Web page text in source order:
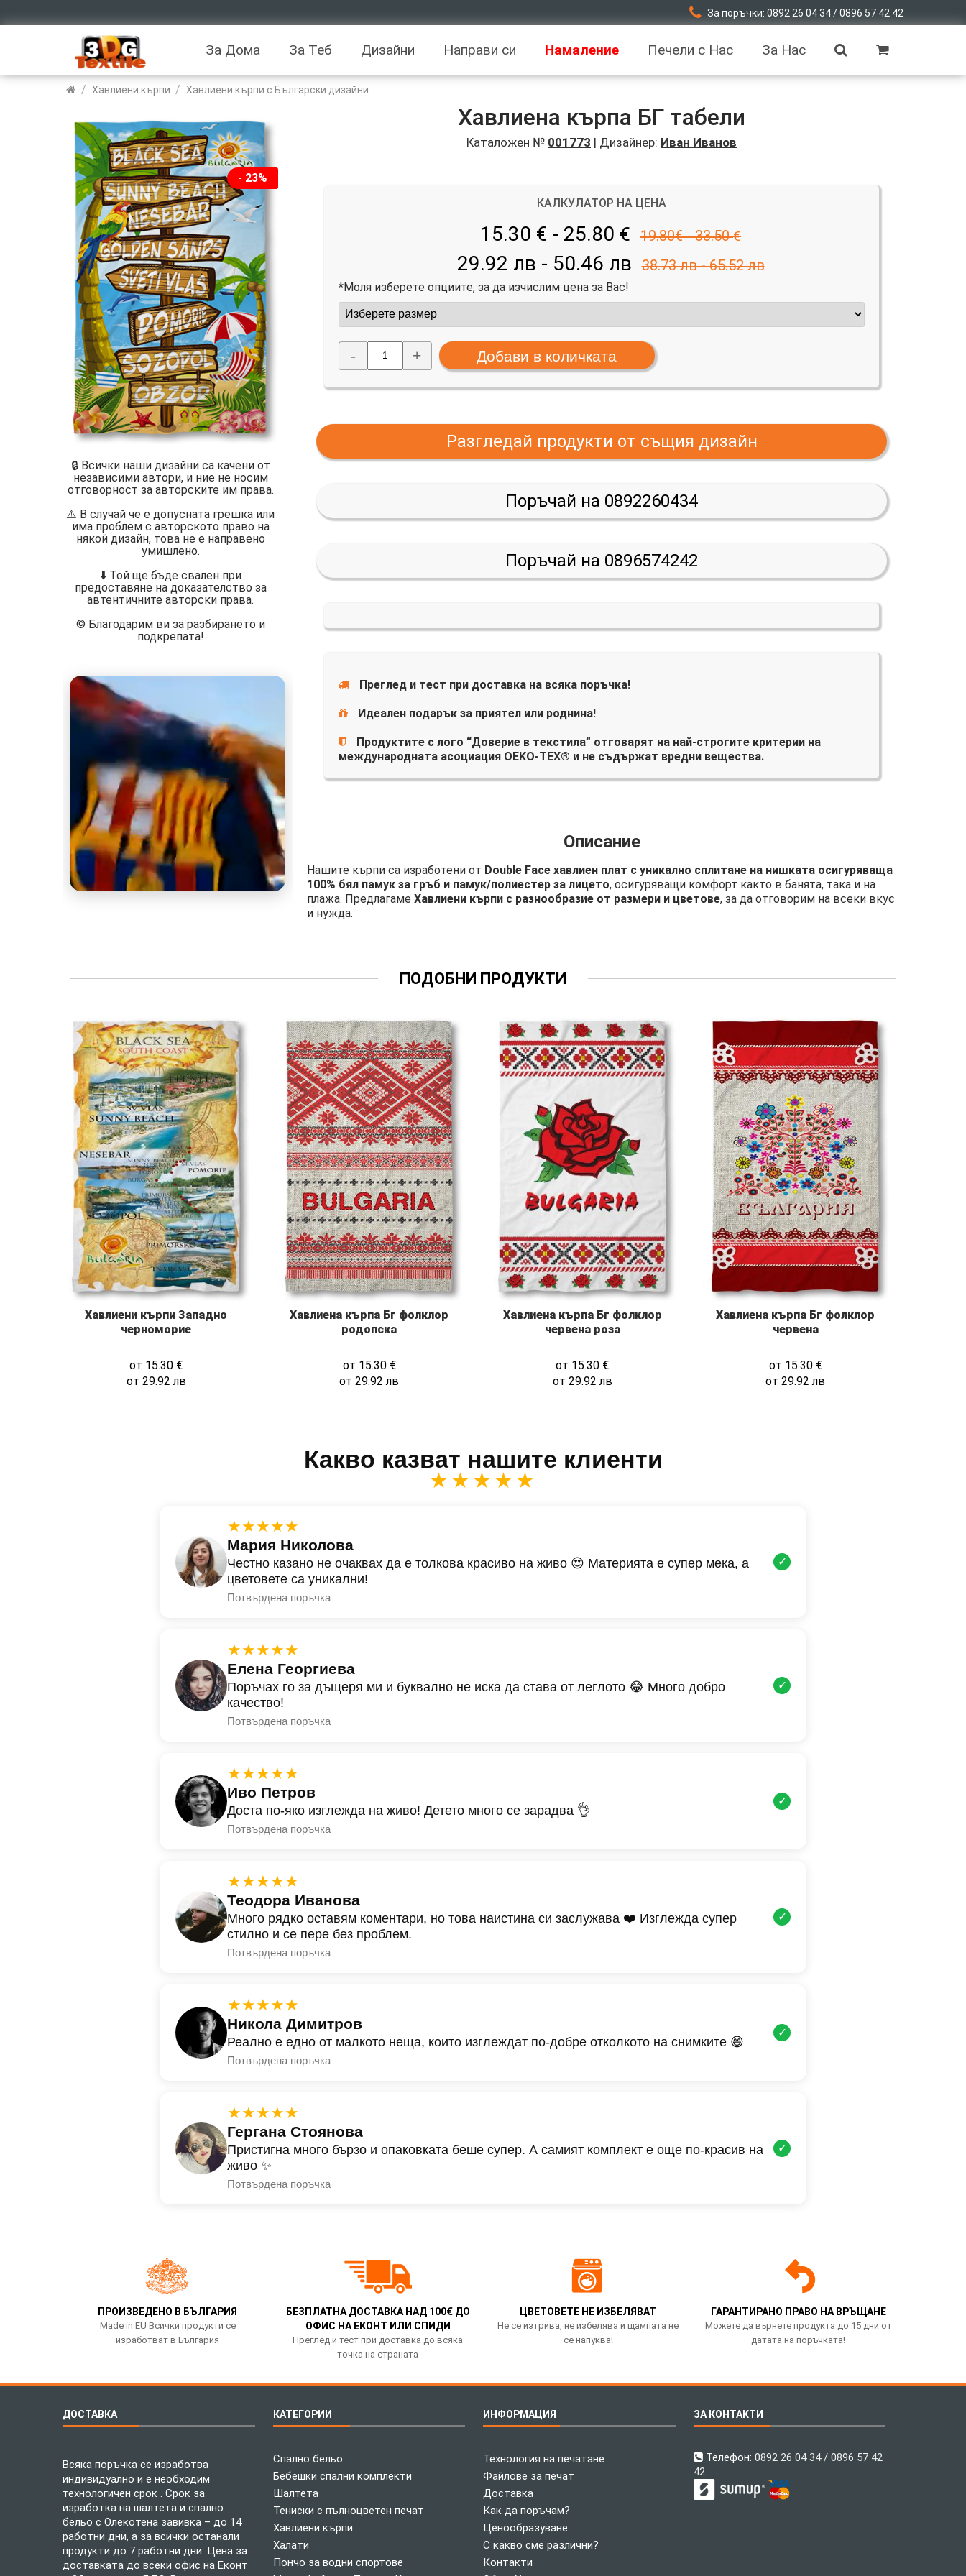
За поръчки: 0892 26 04 34 / 0896 57 42 42
За Дома За Теб Дизайни Направи си Намаление Печели с Нас За Нас
/ Хавлиени кърпи / Хавлиени кърпи с Български дизайни
- 23%
🔒 Всички наши дизайни са качени от
независими автори, и ние не носим
отговорност за авторските им права.
⚠️ В случай че е допусната грешка или
има проблем с авторското право на
някой дизайн, това не е направено
умишлено.
⬇️ Той ще бъде свален при
предоставяне на доказателство за
автентичните авторски права.
©️ Благодарим ви за разбирането и
подкрепата!
Хавлиена кърпа БГ табели
Каталожен № 001773 | Дизайнер: Иван Иванов
КАЛКУЛАТОР НА ЦЕНА
15.30 € - 25.80 € 19.80€ - 33.50 €
29.92 лв - 50.46 лв 38.73 лв - 65.52 лв
*Моля изберете опциите, за да изчислим цена за Вас!
- +
Разгледай продукти от същия дизайн
Поръчай на 0892260434
Поръчай на 0896574242
Преглед и тест при доставка на всяка поръчка!
Идеален подарък за приятел или роднина!
Продуктите с лого “Доверие в текстила” отговарят на най-строгите критерии на
международната асоциация OEKO-TEX® и не съдържат вредни вещества.
Описание
Нашите кърпи са изработени от Double Face хавлиен плат с уникално сплитане на нишката осигуряваща
100% бял памук за гръб и памук/полиестер за лицето, осигуряващи комфорт както в банята, така и на
плажа. Предлагаме Хавлиени кърпи с разнообразие от размери и цветове, за да отговорим на всеки вкус
и нужда.
ПОДОБНИ ПРОДУКТИ
Хавлиени кърпи Западно
черноморие
от 15.30 €
от 29.92лв
Хавлиена кърпа Бг фолклор
родопска
от 15.30 €
от29.92лв
Хавлиена кърпа Бг фолклор
червенa роза
от 15.30 €
от 29.92лв
Хавлиена кърпа Бг фолклор
червена
от 15.30 €
от29.92лв
Какво казват нашите клиенти
★★★★★
★★★★★
Мария Николова
Честно казано не очаквах да е толкова красиво на живо 😍 Материята е супер мека, а
цветовете са уникални!
Потвърдена поръчка
✓
★★★★★
Елена Георгиева
Поръчах го за дъщеря ми и буквално не иска да става от леглото 😂 Много добро
качество!
Потвърдена поръчка
✓
★★★★★
Иво Петров
Доста по-яко изглежда на живо! Детето много се зарадва 👌
Потвърдена поръчка
✓
★★★★★
Теодора Иванова
Много рядко оставям коментари, но това наистина си заслужава ❤️ Изглежда супер
стилно и се пере без проблем.
Потвърдена поръчка
✓
★★★★★
Никола Димитров
Реално е едно от малкото неща, които изглеждат по-добре отколкото на снимките 😄
Потвърдена поръчка
✓
★★★★★
Гергана Стоянова
Пристигна много бързо и опаковката беше супер. А самият комплект е още по-красив на
живо ✨
Потвърдена поръчка
✓
ПРОИЗВЕДЕНО В БЪЛГАРИЯ
Made in EU Всички продукти се
изработват в България
БЕЗПЛАТНА ДОСТАВКА НАД 100€ ДО
ОФИС НА ЕКОНТ ИЛИ СПИДИ
Преглед и тест при доставка до всяка
точка на страната
ЦВЕТОВЕТЕ НЕ ИЗБЕЛЯВАТ
Не се изтрива, не избелява и щампата не
се напуква!
ГАРАНТИРАНО ПРАВО НА ВРЪЩАНЕ
Можете да върнете продукта до 15 дни от
датата на поръчката!
ДОСТАВКА
Всяка поръчка се изработва
индивидуално и е необходим
технологичен срок . Срок за
изработка на шалтета и спално
бельо с Олекотена завивка – до 14
работни дни, а за всички останали
продукти до 7 работни дни. Цена за
доставката до всеки офис на Еконт
КАТЕГОРИИ
Спално бельо
Бебешки спални комплекти
Шалтета
Тениски с пълноцветен печат
Хавлиени кърпи
Халати
Пончо за водни спортове
ИНФОРМАЦИЯ
Технология на печатане
Файлове за печат
Доставка
Как да поръчам?
Ценообразуване
С какво сме различни?
Контакти
ЗА КОНТАКТИ
Телефон: 0892 26 04 34 / 0896 57 42
42